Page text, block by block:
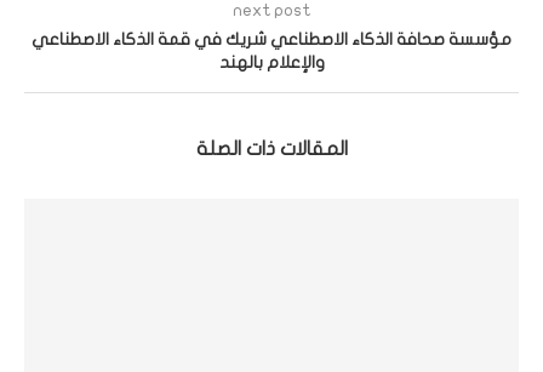
next post
مؤسسة صحافة الذكاء الاصطناعي شريك في قمة الذكاء الاصطناعي
والإعلام بالهند
المقالات ذات الصلة